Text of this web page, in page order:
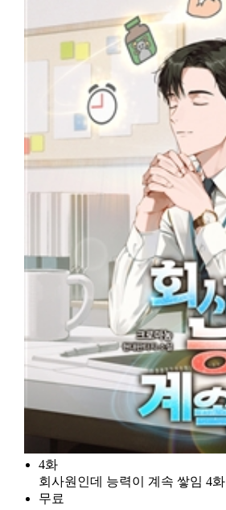
4화
회사원인데 능력이 계속 쌓임 4화
무료